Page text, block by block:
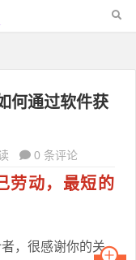
何通过软件获
0 条评论
劳动，最短的
，很感谢你的关